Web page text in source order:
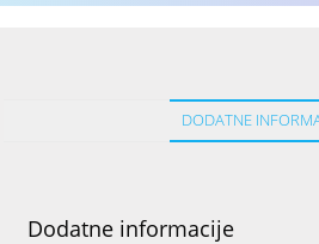
DODATNE
Dodatne informacije